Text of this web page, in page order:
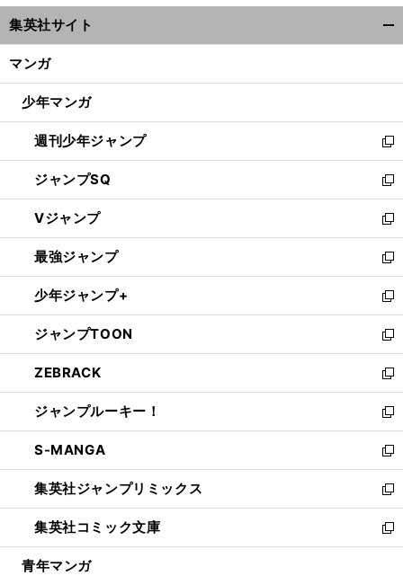
ウ
ィ
ン
ウ
開
く
集英社サイト
マンガ
少年マンガ
週刊少年ジャンプ
新
し
い
ウ
ィ
ン
ド
ウ
で
開
く
ジャンプSQ
新
し
い
ウ
ィ
ン
ド
ウ
で
開
く
Vジャンプ
新
し
い
ウ
ィ
ン
ド
ウ
で
開
く
最強ジャンプ
新
し
い
ウ
ィ
ン
ド
ウ
で
開
く
少年ジャンプ+
新
し
い
ウ
ィ
ン
ド
ウ
で
開
く
ジャンプTOON
新
し
い
ウ
ィ
ン
ド
ウ
で
開
く
ZEBRACK
新
し
い
ウ
ィ
ン
ド
ウ
で
開
ジャンプルーキー！
新
し
い
ウ
ィ
ン
ド
ウ
S-MANGA
新
し
い
ウ
ィ
ン
集英社ジャンプリミックス
新
し
い
ウ
集英社コミック文庫
新
し
青年マンガ